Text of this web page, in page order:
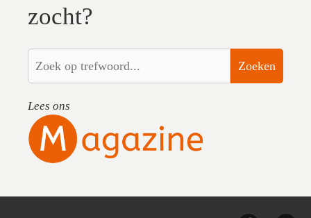
zocht?
Zoeken
Lees ons